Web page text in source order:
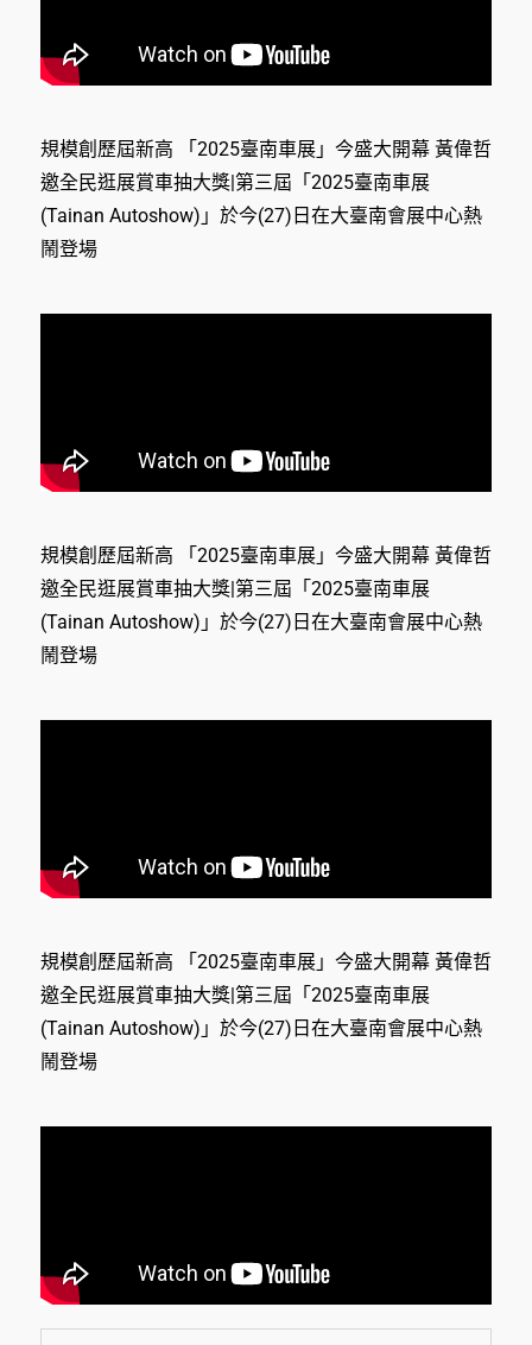
規模創歷屆新高 「2025臺南車展」今盛大開幕 黃偉哲
邀全民逛展賞車抽大獎|第三屆「2025臺南車展
(Tainan Autoshow)」於今(27)日在大臺南會展中心熱
鬧登場
規模創歷屆新高 「2025臺南車展」今盛大開幕 黃偉哲
邀全民逛展賞車抽大獎|第三屆「2025臺南車展
(Tainan Autoshow)」於今(27)日在大臺南會展中心熱
鬧登場
規模創歷屆新高 「2025臺南車展」今盛大開幕 黃偉哲
邀全民逛展賞車抽大獎|第三屆「2025臺南車展
(Tainan Autoshow)」於今(27)日在大臺南會展中心熱
鬧登場